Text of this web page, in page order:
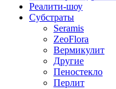
Реалити-шоу
Субстраты
Seramis
ZeoFlora
Вермикулит
Другие
Пеностекло
Перлит